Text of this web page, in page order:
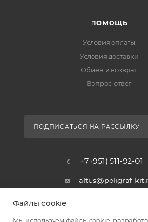
ПОМОЩЬ
Условия оплаты
Условия доставки
Обмен и возврат
Вопрос-ответ
ПОДПИСАТЬСЯ НА РАССЫЛКУ
+7 (951) 511-92-01
altus@poligraf-
Магазин-склад ТЦ
пос. Янтарный, Малое
Файлы cookie
Мы используем файлы cookie,